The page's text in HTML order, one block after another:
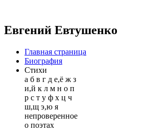
Евгений Евтушенко
Главная страница
Биография
Стихи
а б в г д е,ё ж з
и,й к л м н о п
р с т у ф х ц ч
ш,щ э,ю я
непроверенное
о поэтах